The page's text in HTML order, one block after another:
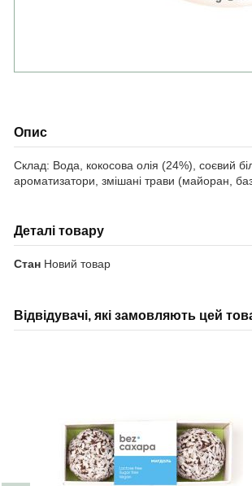
Опис
Склад: Вода, кокосова олія (24%), соєвий
ароматизатори, змішані трави (майоран,
Деталі товару
Стан Новий товар
Відвідувачі, які замовляють цей